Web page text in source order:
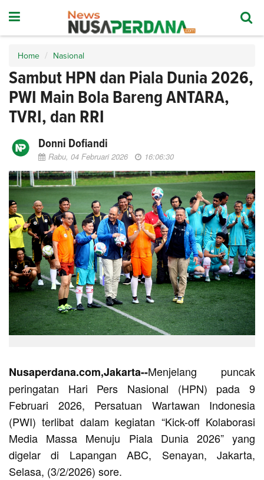
Home Nasional
Sambut HPN dan Piala Dunia 2026,
PWI Main Bola Bareng ANTARA,
TVRI, dan RRI
Donni Dofiandi
Rabu, 04 Februari 2026 16:06:30
Nusaperdana.com,Jakarta--Menjelang puncak
peringatan Hari Pers Nasional (HPN) pada 9
Februari 2026, Persatuan Wartawan Indonesia
(PWI) terlibat dalam kegiatan “Kick-off Kolaborasi
Media Massa Menuju Piala Dunia 2026” yang
digelar di Lapangan ABC, Senayan, Jakarta,
Selasa, (3/2/2026) sore.